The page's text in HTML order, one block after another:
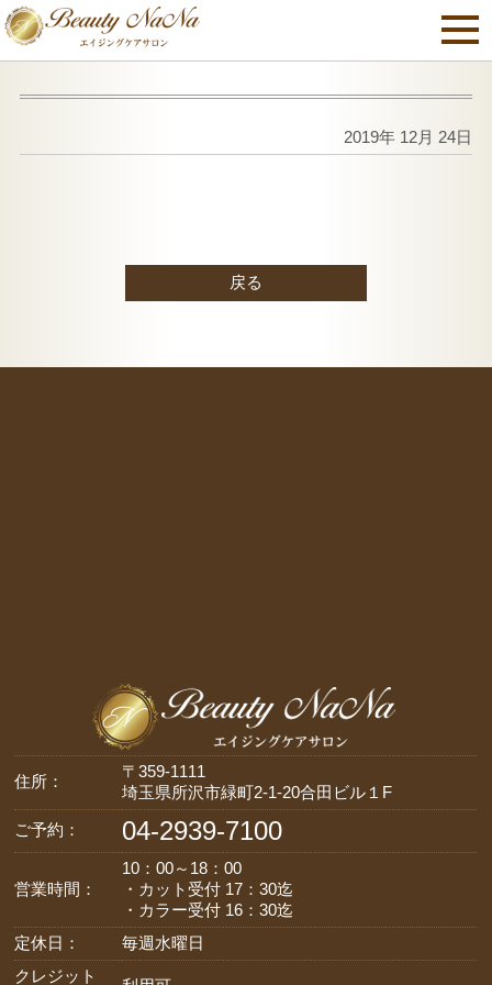
2019年 12月 24日
戻る
住所：
〒359-1111
埼玉県所沢市緑町2-1-20合田ビル１F
ご予約：
04-2939-7100
営業時間：
10：00～18：00
・カット受付 17：30迄
・カラー受付 16：30迄
定休日：
毎週水曜日
クレジット